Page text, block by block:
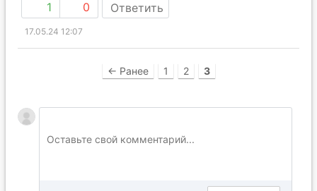
1 0 Ответить
17.05.24 12:07
← Ранее 1 2 3